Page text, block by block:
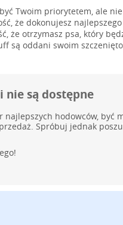
Twoim priorytetem, ale
że dokonujesz
że otrzymasz psa, który
są oddani swoim
nie są dostępne
hodowców, być
Spróbuj jednak